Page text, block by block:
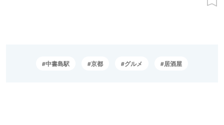
中書島駅 京都 グルメ 居酒屋